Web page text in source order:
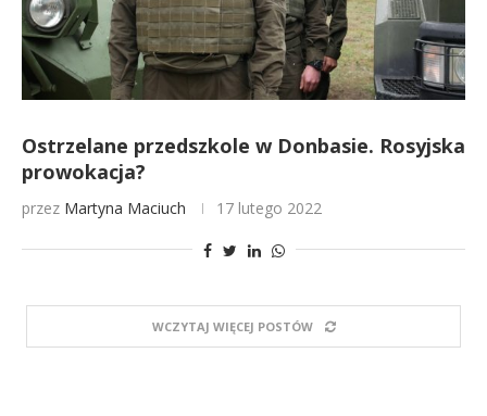
Ostrzelane przedszkole w Donbasie. Rosyjska
prowokacja?
przez Martyna Maciuch 17 lutego 2022
WCZYTAJ WIĘCEJ POSTÓW